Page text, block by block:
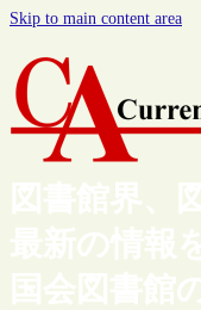
Skip to main content area
図書館界、
最新の情報
国会図書館